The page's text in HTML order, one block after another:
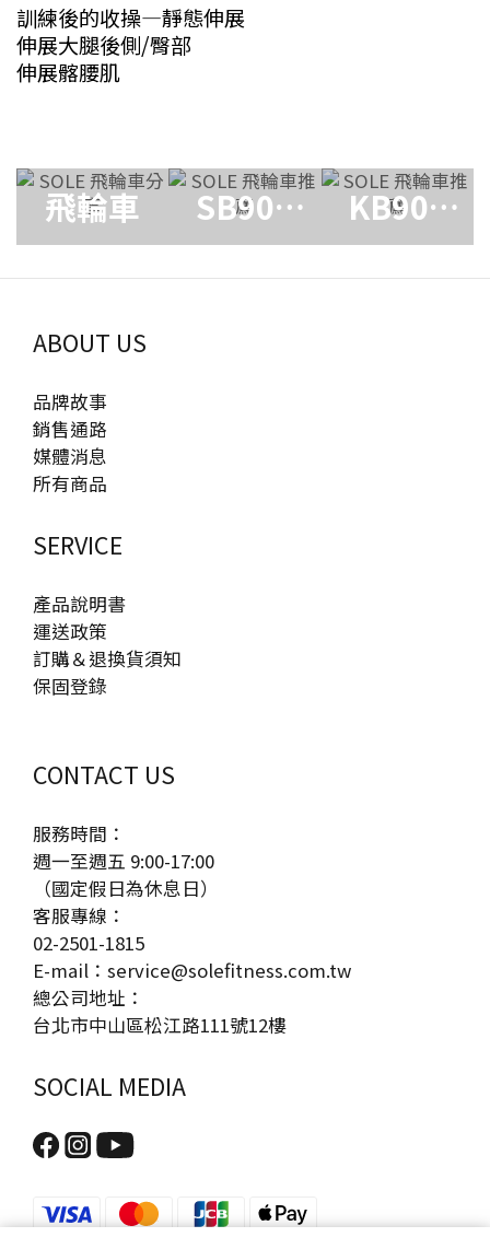
訓練後的收操—靜態伸展
伸展大腿後側/臀部
伸展髂腰肌
飛輪車
SB900
飛輪車
KB900
飛輪車
ABOUT US
品牌故事
銷售通路
媒體消息
所有商品
SERVICE
產品說明書
運送政策
訂購＆退換貨須知
保固登錄
CONTACT US
服務時間：
週一至週五 9:00-17:00
（國定假日為休息日）
客服專線：
02-2501-1815
E-mail：service@solefitness.com.tw
總公司地址：
台北市中山區松江路111號12樓
SOCIAL MEDIA